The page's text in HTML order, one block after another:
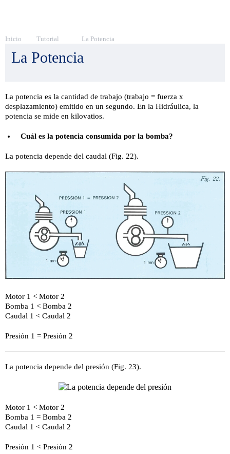
Inicio Tutorial La Potencia
La Potencia
La potencia es la cantidad de trabajo (trabajo = fuerza x
desplazamiento) emitido en un segundo. En la Hidráulica, la
potencia se mide en kilovatios.
Cuál es la potencia consumida por la bomba?
La potencia depende del caudal (Fig. 22).
Motor 1 < Motor 2
Bomba 1 < Bomba 2
Caudal 1 < Caudal 2
Presión 1 = Presión 2
La potencia depende del presión (Fig. 23).
Motor 1 < Motor 2
Bomba 1 = Bomba 2
Caudal 1 < Caudal 2
Presión 1 < Presión 2